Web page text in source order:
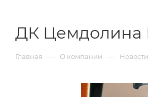
ДК Цемдолина
Главная — О компании — Новости